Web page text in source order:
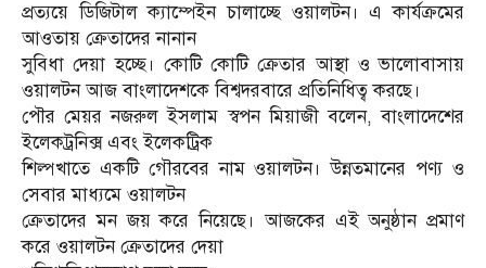
প্রত্যয়ে ডিজিটাল ক্যাম্পেইন চালাচ্ছে ওয়ালটন। এ কার্যক্রমের
আওতায় ক্রেতাদের নানান
সুবিধা দেয়া হচ্ছে। কোটি কোটি ক্রেতার আস্থা ও ভালোবাসায়
ওয়ালটন আজ বাংলাদেশকে বিশ্বদরবারে প্রতিনিধিত্ব করছে।
পৌর মেয়র নজরুল ইসলাম স্বপন মিয়াজী বলেন, বাংলাদেশের
ইলেকট্রনিক্স এবং ইলেকট্রিক
শিল্পখাতে একটি গৌরবের নাম ওয়ালটন। উন্নতমানের পণ্য ও
সেবার মাধ্যমে ওয়ালটন
ক্রেতাদের মন জয় করে নিয়েছে। আজকের এই অনুষ্ঠান প্রমাণ
করে ওয়ালটন ক্রেতাদের দেয়া